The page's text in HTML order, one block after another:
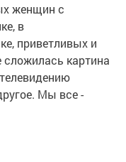
женщин с
в
приветливых и
картина
Мы все -